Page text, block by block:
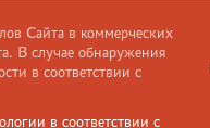
Сайта в коммерческих
В случае обнаружения
в соответствии с
в соответствии с